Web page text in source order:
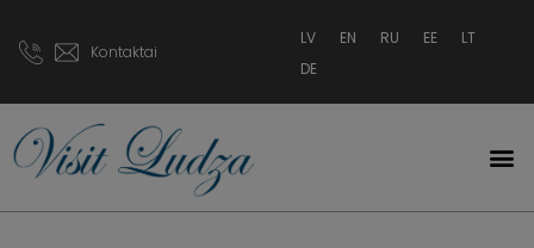
Kontaktai
LV EN RU EE
LT
DE